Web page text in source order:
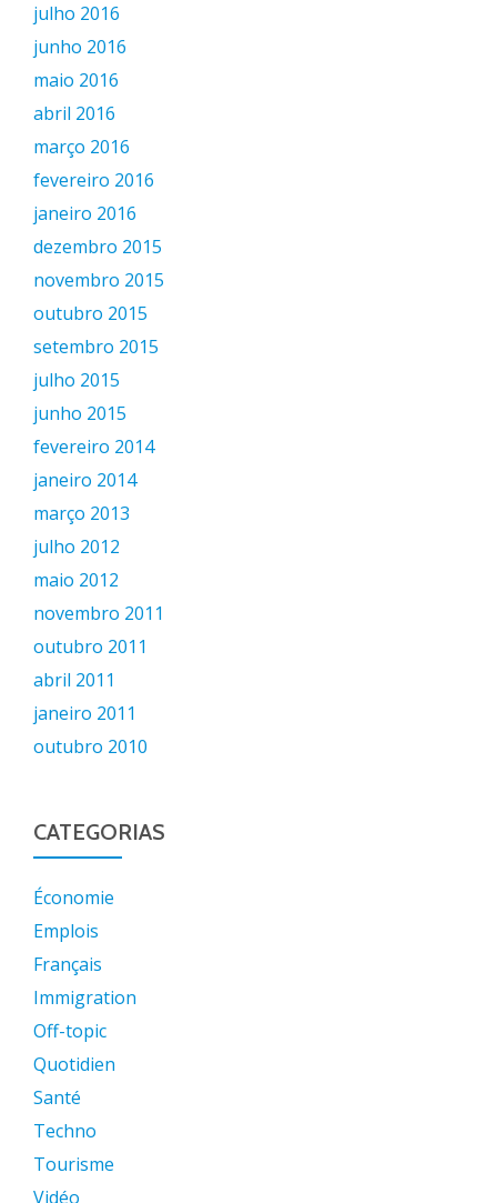
julho 2016
junho 2016
maio 2016
abril 2016
março 2016
fevereiro 2016
janeiro 2016
dezembro 2015
novembro 2015
outubro 2015
setembro 2015
julho 2015
junho 2015
fevereiro 2014
janeiro 2014
março 2013
julho 2012
maio 2012
novembro 2011
outubro 2011
abril 2011
janeiro 2011
outubro 2010
CATEGORIAS
Économie
Emplois
Français
Immigration
Off-topic
Quotidien
Santé
Techno
Tourisme
Vidéo